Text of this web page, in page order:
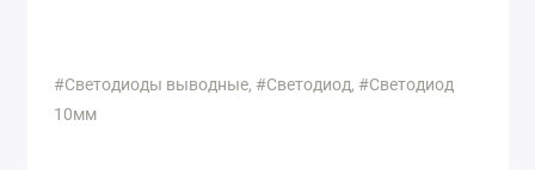
#Светодиоды выводные, #Светодиод, #Светодиод
10мм